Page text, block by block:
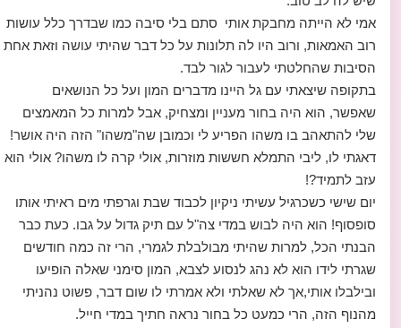
אמי לא הייתה מחבקת אותי סתם בלי סיבה כמו שבדרך כלל עושות
רוב האמאות, ורוב היו לה תלונות על כל דבר שהיתי עושה וזאת אחת
הסיבות שהחלטתי לעבור לגור לבד.
בתקופה שיצאתי עם גל היינו מדברים המון ועל כל הנושאים
שאפשר, הוא היה בחור מעניין ומצחיק, אבל למרות כל המאמצים
שלי להתאהב בו משהו הפריע לי וכמובן שה"משהו" הזה היה אושר!
דאגתי לו, ליבי התמלא חששות מוזרות, אולי קרה לו משהו? אולי הוא
עזב לתמיד?!
יום שישי כשכרגיל עשיתי ניקיון לכבוד שבת וגרפתי מים ראיתי אותו
סופסוף! הוא היה לבוש במדי צה"ל עם תיק גדול על גבו. כעת כבר
הבנתי הכל, למרות שהיתי מבולבלת לגמרי, הרי זה כמה חודשים
שגרתי לידו הוא לא נהג לנסוע לצבא, המון סימני שאלה הופיעו
ובילבלו אותי,אך לא שאלתי ולא אמרתי לו שום דבר, פשוט נהניתי
מהנוף הזה, הרי כמעט כל בחור נראה חתיך במדי חייל.